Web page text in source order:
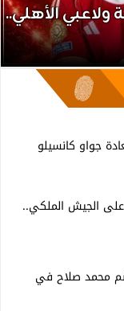
الأهلي..
جواو كانسيلو
الجيش الملكي..
محمد صلاح في